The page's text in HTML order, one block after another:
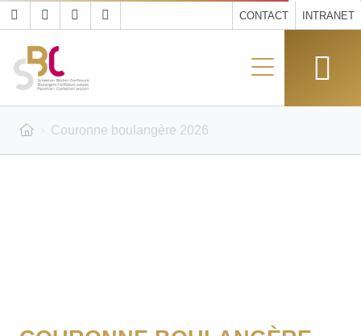
CONTACT INTRANET
Couronne boulangère 2026